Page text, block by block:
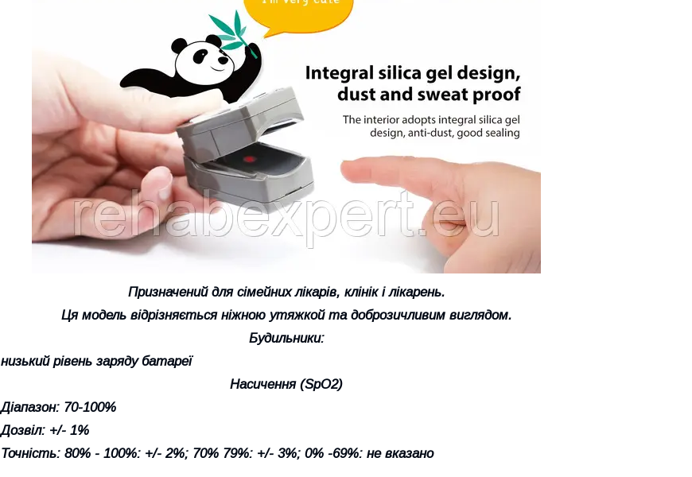
Призначений для сімейних лікарів, клінік і лікарень.
Ця модель відрізняється ніжною утяжкой та доброзичливим виглядом.
Будильники:
низький рівень заряду батареї
Насичення (SpO2)
Діапазон: 70-100%
Дозвіл: +/- 1%
Точність: 80% - 100%: +/- 2%; 70% 79%: +/- 3%; 0% -69%: не вказано